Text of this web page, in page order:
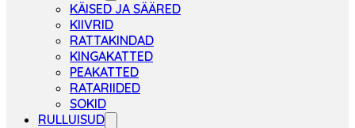
KÄISED JA SÄÄRED
KIIVRID
RATTAKINDAD
KINGAKATTED
PEAKATTED
RATARIIDED
SOKID
RULLUISUD